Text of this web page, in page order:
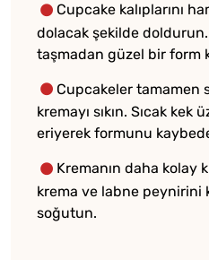
Cupcake kalıplarını
dolacak şekilde
taşmadan güzel bir form
Cupcakeler tamamen
kremayı sıkın. Sıcak kek
eriyerek formunu
Kremanın daha kolay
krema ve labne peynirini
soğutun.